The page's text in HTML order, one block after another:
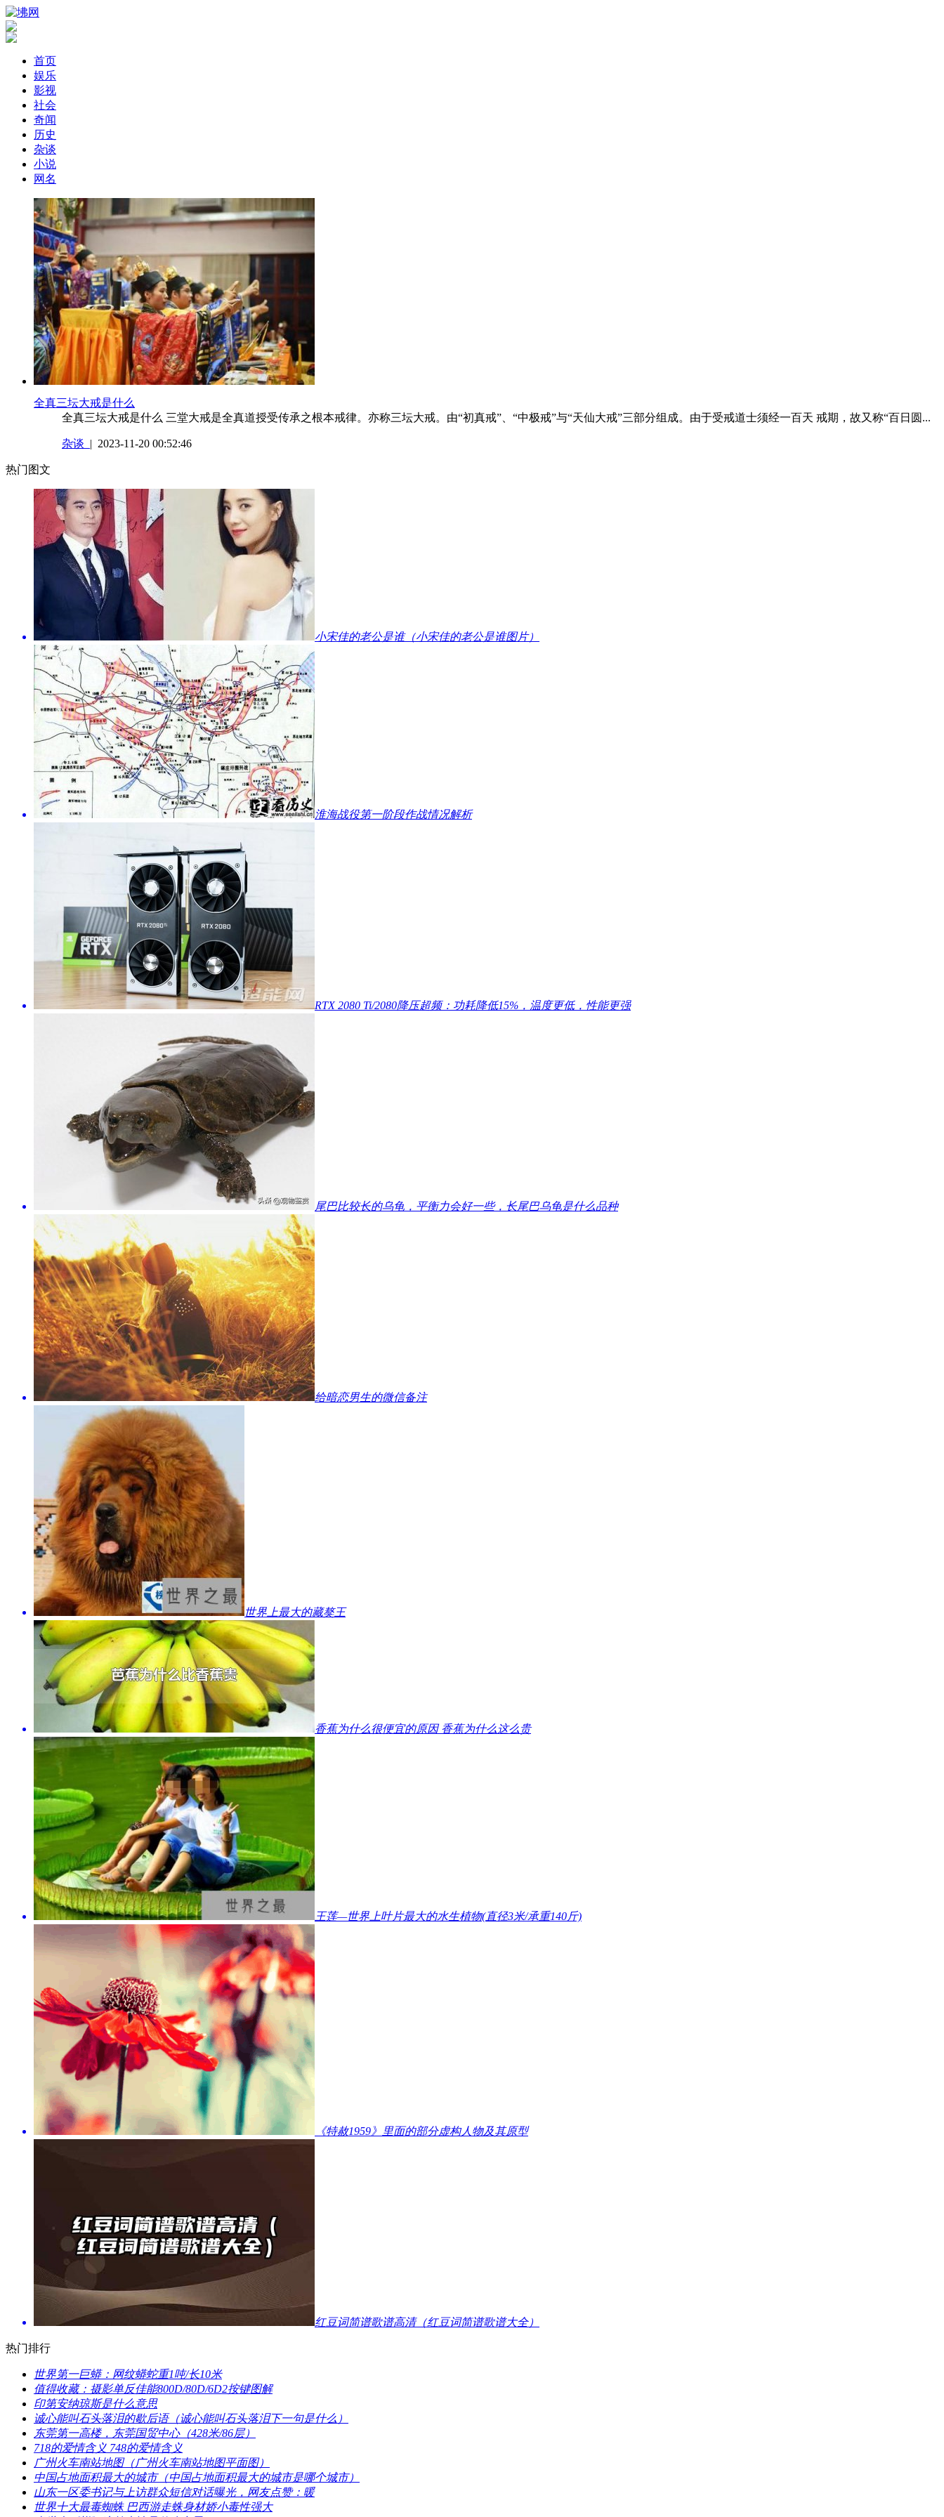
首页
娱乐
影视
社会
奇闻
历史
杂谈
小说
网名
​全真三坛大戒是什么
全真三坛大戒是什么 三堂大戒是全真道授受传承之根本戒律。亦称三坛大戒。由“初真戒”、“中极戒”与“天仙大戒”三部分组成。由于受戒道士须经一百天 戒期，故又称“百日圆...
杂谈 | 2023-11-20 00:52:46
热门图文
​小宋佳的老公是谁（小宋佳的老公是谁图片）
​淮海战役第一阶段作战情况解析
​RTX 2080 Ti/2080降压超频：功耗降低15%，温度更低，性能更强
​尾巴比较长的乌龟，平衡力会好一些，长尾巴乌龟是什么品种
给暗恋男生的微信备注
​世界上最大的藏獒王
​香蕉为什么很便宜的原因 香蕉为什么这么贵
​王莲—世界上叶片最大的水生植物(直径3米/承重140斤)
​《特赦1959》里面的部分虚构人物及其原型
​红豆词简谱歌谱高清（红豆词简谱歌谱大全）
热门排行
​世界第一巨蟒：网纹蟒蛇重1吨/长10米
​值得收藏：摄影单反佳能800D/80D/6D2按键图解
​印第安纳琼斯是什么意思
​诚心能叫石头落泪的歇后语（诚心能叫石头落泪下一句是什么）
​东莞第一高楼，东莞国贸中心（428米/86层）
​718的爱情含义 748的爱情含义
​广州火车南站地图（广州火车南站地图平面图）
​中国占地面积最大的城市（中国占地面积最大的城市是哪个城市）
​山东一区委书记与上访群众短信对话曝光，网友点赞：暖
​世界十大最毒蜘蛛 巴西游走蛛身材娇小毒性强大